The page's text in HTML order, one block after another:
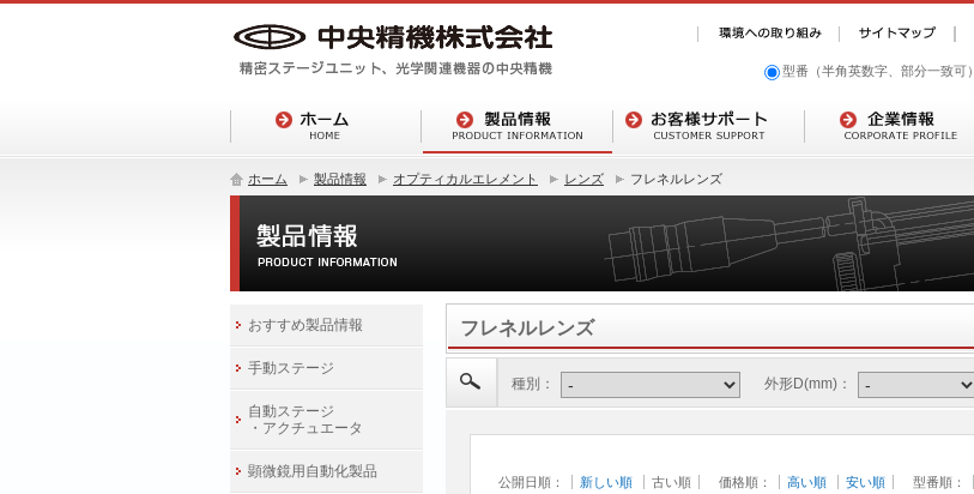
型番（半角英数字、部分一致可）
ホーム 製品情報 オプティカルエレメント レンズ フレネルレンズ
フレネルレンズ
種別： 外形D(mm)：
公開日順： 新しい順 古い順 価格順： 高い順 安い順 型番順：
おすすめ製品情報
手動ステージ
自動ステージ
・アクチュエータ
顕微鏡用自動化製品